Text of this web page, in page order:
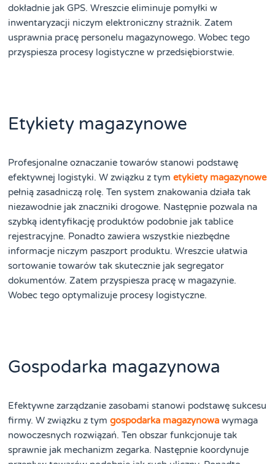
dokładnie jak GPS. Wreszcie eliminuje pomyłki w
inwentaryzacji niczym elektroniczny strażnik. Zatem
usprawnia pracę personelu magazynowego. Wobec tego
przyspiesza procesy logistyczne w przedsiębiorstwie.
Etykiety magazynowe
Profesjonalne oznaczanie towarów stanowi podstawę
efektywnej logistyki. W związku z tymetykiety magazynowe
pełnią zasadniczą rolę. Ten system znakowania działa tak
niezawodnie jak znaczniki drogowe. Następnie pozwala na
szybką identyfikację produktów podobnie jak tablice
rejestracyjne. Ponadto zawiera wszystkie niezbędne
informacje niczym paszport produktu. Wreszcie ułatwia
sortowanie towarów tak skutecznie jak segregator
dokumentów. Zatem przyspiesza pracę w magazynie.
Wobec tego optymalizuje procesy logistyczne.
Gospodarka magazynowa
Efektywne zarządzanie zasobami stanowi podstawę sukcesu
firmy. W związku z tymgospodarka magazynowa wymaga
nowoczesnych rozwiązań. Ten obszar funkcjonuje tak
sprawnie jak mechanizm zegarka. Następnie koordynuje